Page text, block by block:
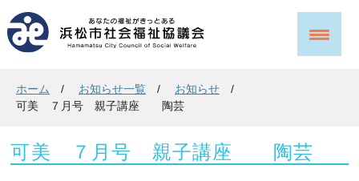
ホーム お知らせ一覧
お知らせ
可美 ７月号 親子講座 陶芸
可美 ７月号 親子講座 陶芸